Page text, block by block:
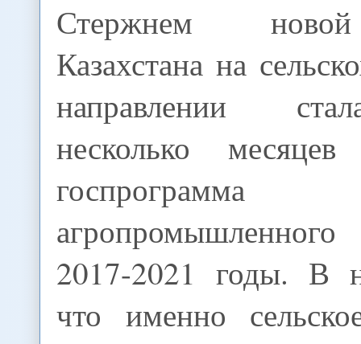
Стержнем
Казахстана на
направлении
несколько
2017-2021 годы. В
что именно